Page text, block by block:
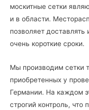
москитные сетки
и в области.
позволяет доставлять
очень короткие сроки.
Мы производим сетки
приобретенных у
Германии. На каждом
строгий контроль, что